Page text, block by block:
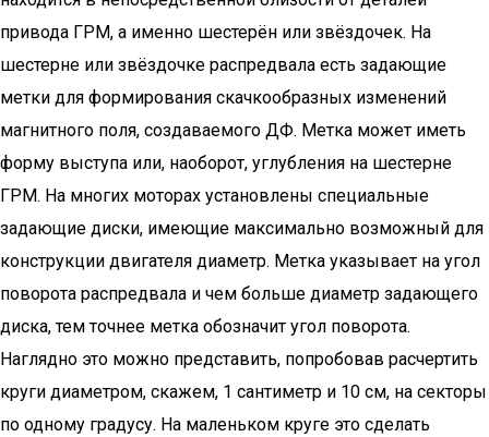
привода ГРМ, а именно шестерён или звёздочек. На
шестерне или звёздочке распредвала есть задающие
метки для формирования скачкообразных изменений
магнитного поля, создаваемого ДФ. Метка может иметь
форму выступа или, наоборот, углубления на шестерне
ГРМ. На многих моторах установлены специальные
задающие диски, имеющие максимально возможный для
конструкции двигателя диаметр. Метка указывает на угол
поворота распредвала и чем больше диаметр задающего
диска, тем точнее метка обозначит угол поворота.
Наглядно это можно представить, попробовав расчертить
круги диаметром, скажем, 1 сантиметр и 10 см, на секторы
по одному градусу. На маленьком круге это сделать